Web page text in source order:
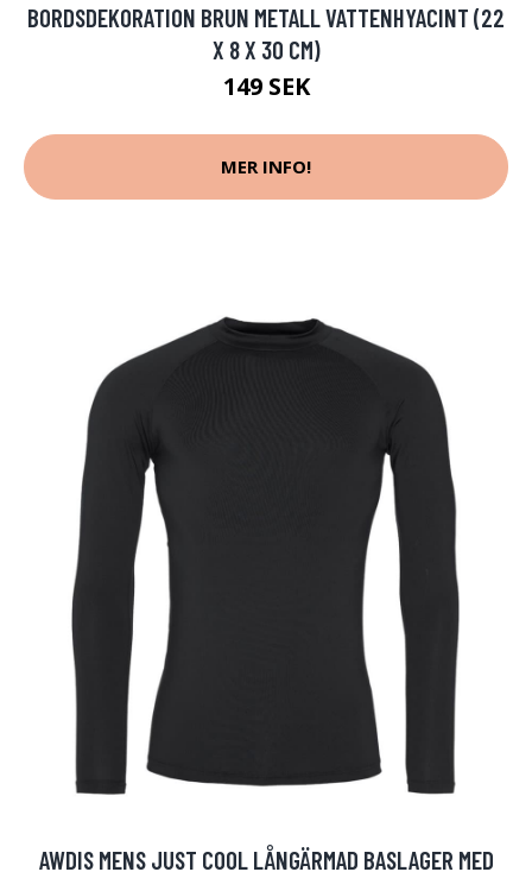
BORDSDEKORATION BRUN METALL VATTENHYACINT (22
X 8 X 30 CM)
149 SEK
MER INFO!
AWDIS MENS JUST COOL LÅNGÄRMAD BASLAGER MED